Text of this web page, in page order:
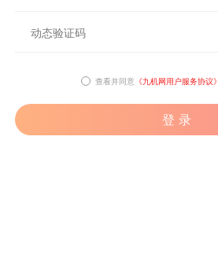
查看并同意 《九机网用户服务协议》
登 录